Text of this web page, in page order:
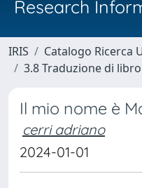
Research
IRIS Catalogo Ricerca
3.8 Traduzione di libro
Il mio nome è
cerri adriano
2024-01-01